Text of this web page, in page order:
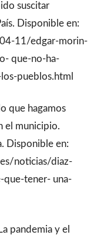
suscitar
Disponible en:
11/edgar-morin-
que-no-ha-
pueblos.html
que hagamos
el municipio.
Disponible en:
es/noticias/diaz-
que-tener- una-
pandemia y el